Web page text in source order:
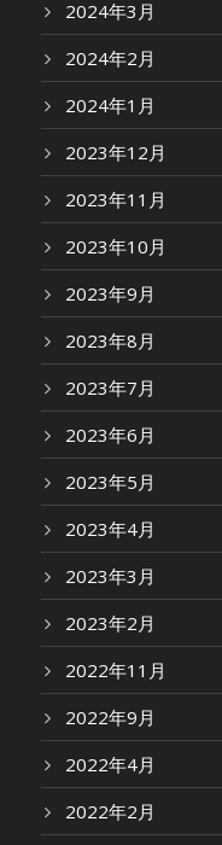
2024年3月
2024年2月
2024年1月
2023年12月
2023年11月
2023年10月
2023年9月
2023年8月
2023年7月
2023年6月
2023年5月
2023年4月
2023年3月
2023年2月
2022年11月
2022年9月
2022年4月
2022年2月